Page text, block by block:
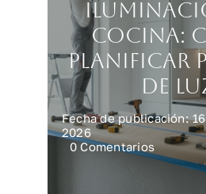
cocina:
planificar
de
Fecha de publicación:
2026
0 Comentarioson